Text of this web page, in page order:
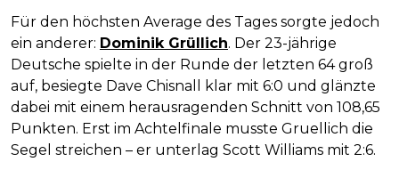
Für den höchsten Average des Tages sorgte jedoch
ein anderer: Dominik Grüllich. Der 23-jährige
Deutsche spielte in der Runde der letzten 64 groß
auf, besiegte Dave Chisnall klar mit 6:0 und glänzte
dabei mit einem herausragenden Schnitt von 108,65
Punkten. Erst im Achtelfinale musste Gruellich die
Segel streichen – er unterlag Scott Williams mit 2:6.